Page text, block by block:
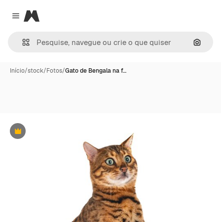
Close menu
Magnific
Início/stock/Fotos/Gato de Bengala na f…
Premium